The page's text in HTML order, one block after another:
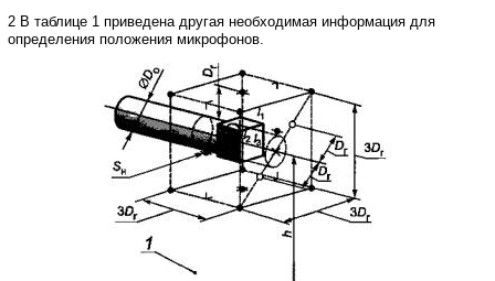
2 В таблице 1 приведена другая необходимая информация для
определения положения микрофонов.